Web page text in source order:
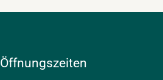
Öffnungszeiten